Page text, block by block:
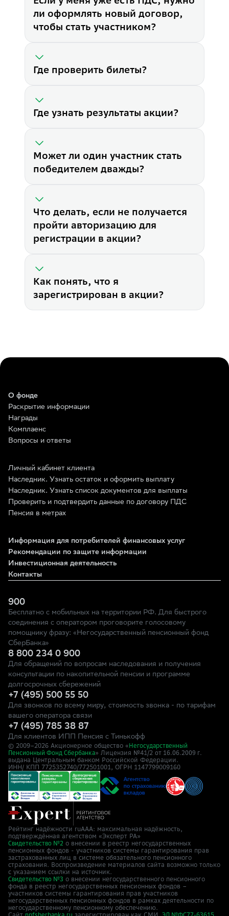
Что нужно для участия в
1. Пополните программу
в акции
Для участия в акции
Пополните программу
Если у вас есть ПДС,
Где проверить билеты?
Узнать количество билетов
Где узнать результаты
Результаты акции вы
Да, один участник может
Что делать, если не
У вас есть два способа для
Как понять, что я
Вы получите письмо
ли оформлять новый договор,
чтобы стать участником?
Где проверить билеты?
Где узнать результаты акции?
Может ли один участник стать
победителем дважды?
Что делать, если не получается
пройти авторизацию для
регистрации в акции?
Как понять, что я
зарегистрирован в акции?
О фонде
Раскрытие информации
Награды
Комплаенс
Вопросы и ответы
Личный кабинет клиента
Наследник. Узнать остаток и оформить выплату
Наследник. Узнать список документов для выплаты
Проверить и подтвердить данные по договору ПДС
Пенсия в метрах
Информация для потребителей финансовых услуг
Рекомендации по защите информации
Инвестиционная деятельность
Контакты
900
Бесплатно с мобильных на территории РФ. Для быстрого
соединения с оператором проговорите голосовому
помощнику фразу: «Негосударственный пенсионный фонд
СберБанка»
8 800 234 0 900
Для обращений по вопросам наследования и получения
консультации по накопительной пенсии и программе
долгосрочных сбережений
+7 (495) 500 55 50
Для звонков по всему миру, стоимость звонка - по тарифам
вашего оператора связи
+7 (495) 785 38 87
Для клиентов ИПП Пенсия с Тинькофф
© 2009–2026 Акционерное общество « Негосударственный
Пенсионный Фонд Сбербанка» Лицензия №41/2 от 16.06.2009 г.
выдана Центральным банком Российской Федерации.
ИНН/ КПП 7725352740/772501001, ОГРН 1147799009160
Рейтинг надёжности ruAAA: максимальная надёжность,
подтверждённая агентством «Эксперт РА»
Свидетельство №2 о внесении в реестр негосударственных
пенсионных фондов - участников системы гарантирования прав
застрахованных лиц в системе обязательного пенсионного
страхования. Воспроизведение материалов сайта возможно только
с указанием ссылки на источник.
Свидетельство №3 о внесении негосударственного пенсионного
фонда в реестр негосударственных пенсионных фондов –
участников системы гарантирования прав участников
негосударственных пенсионных фондов в рамках деятельности по
негосударственному пенсионному обеспечению.